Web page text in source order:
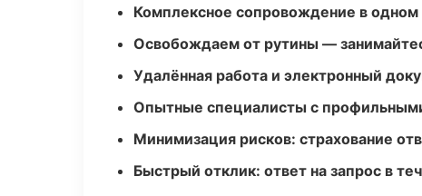
Комплексное сопровождение в одном
Освобождаем от рутины —
Удалённая работа и электронный
Опытные специалисты с
Минимизация рисков: страхование
Быстрый отклик: ответ на запрос в